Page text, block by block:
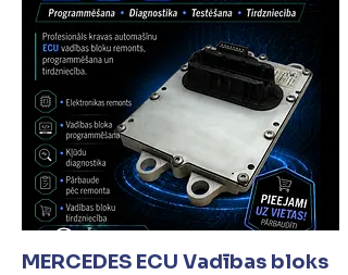
MERCEDES ECU Vadības bloks